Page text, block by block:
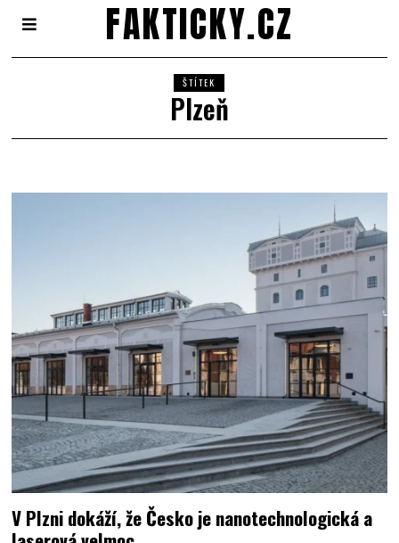
FAKTICKY.CZ
ŠTÍTEK
Plzeň
V Plzni dokáží, že Česko je nanotechnologická a